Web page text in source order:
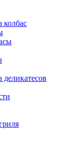
колбас
деликатесов